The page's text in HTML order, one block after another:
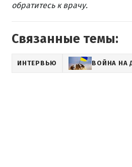
обратитесь к врачу.
Связанные темы:
ИНТЕРВЬЮ ВОЙНА НА